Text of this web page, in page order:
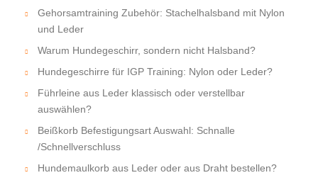
Gehorsamtraining Zubehör: Stachelhalsband mit Nylon
und Leder
Warum Hundegeschirr, sondern nicht Halsband?
Hundegeschirre für IGP Training: Nylon oder Leder?
Führleine aus Leder klassisch oder verstellbar
auswählen?
Beißkorb Befestigungsart Auswahl: Schnalle
/Schnellverschluss
Hundemaulkorb aus Leder oder aus Draht bestellen?